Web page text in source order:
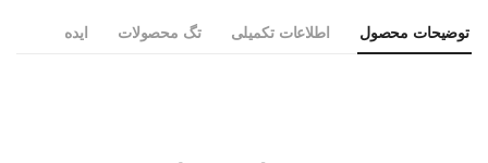
توضیحات محصول اطلاعات تکمیلی تگ محصولات ایده